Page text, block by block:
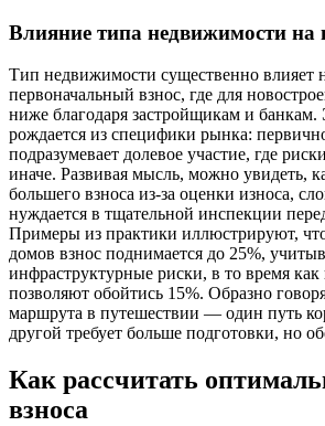
Влияние типа недвижимости на
Тип недвижимости существенно влияет
первоначальный взнос, где для
ниже благодаря застройщикам и банкам.
рождается из специфики рынка:
подразумевает долевое участие, где
иначе. Развивая мысль, можно увидеть,
большего взноса из-за оценки износа,
нуждается в тщательной инспекции
Примеры из практики иллюстрируют,
домов взнос поднимается до 25%,
инфраструктурные риски, в то время
позволяют обойтись 15%. Образно
маршрута в путешествии — один путь
другой требует больше подготовки, но
Как рассчитать
взноса